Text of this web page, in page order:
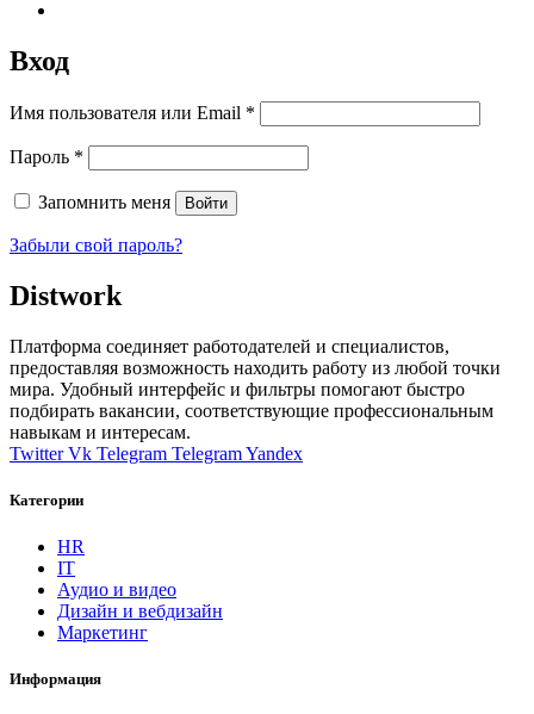
Вход
Имя пользователя или Email *
Пароль *
Запомнить меня Войти
Забыли свой пароль?
Distwork
Платформа соединяет работодателей и специалистов,
предоставляя возможность находить работу из любой точки
мира. Удобный интерфейс и фильтры помогают быстро
подбирать вакансии, соответствующие профессиональным
навыкам и интересам.
Twitter Vk Telegram TelegramYandex
Категории
HR
IT
Аудио и видео
Дизайн и вебдизайн
Маркетинг
Информация